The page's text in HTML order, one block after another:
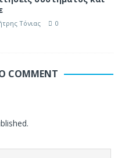
Τόνιας 0
COMMENT